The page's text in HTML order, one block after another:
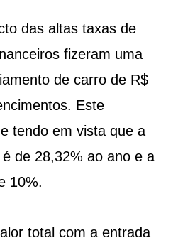
das altas taxas de
fizeram uma
de carro de R$
Este
tendo em vista que a
de 28,32% ao ano e a
10%.
total com a entrada